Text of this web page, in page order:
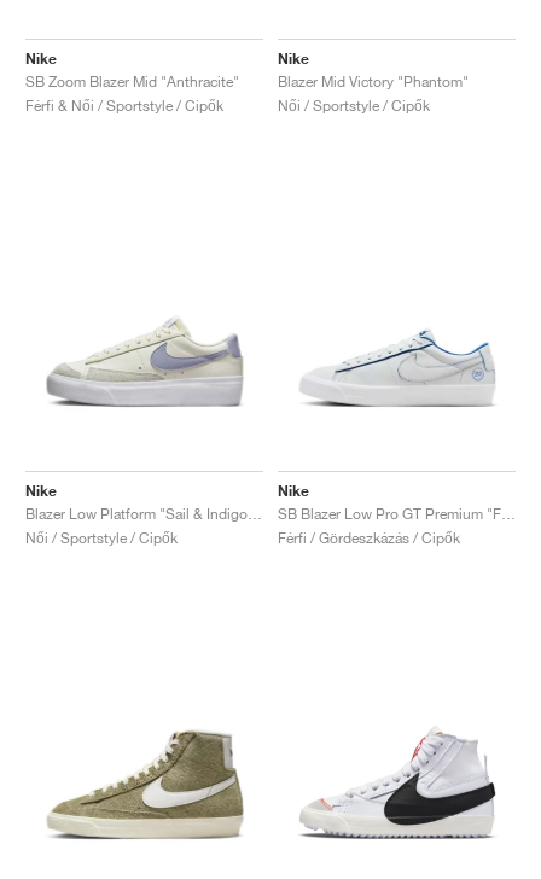
Nike
SB Zoom Blazer Mid "Anthracite"
Férfi & Női / Sportstyle / Cipők
Nike
Blazer Mid Victory "Phantom"
Női / Sportstyle / Cipők
Nike
Blazer Low Platform "Sail & Indigo Haze"
Női / Sportstyle / Cipők
Nike
SB Blazer Low Pro GT Premium "Fine China"
Férfi / Gördeszkázás / Cipők